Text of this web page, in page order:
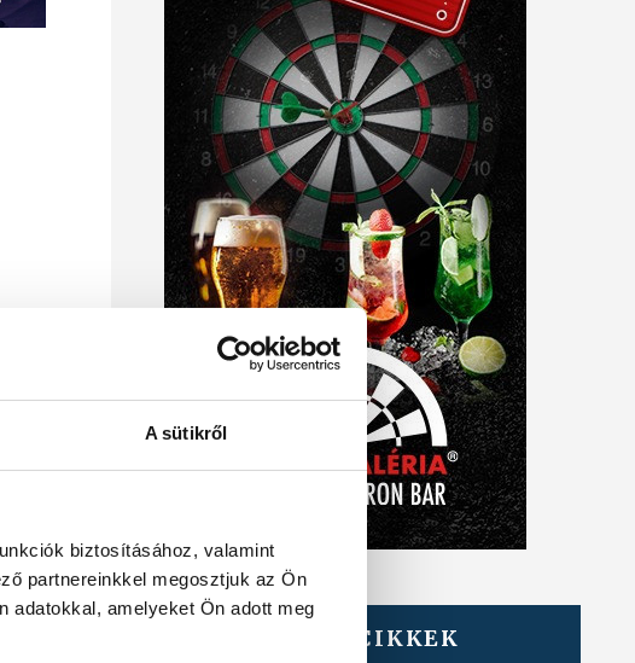
A sütikről
biztosításához, valamint
partnereinkkel megosztjuk az Ön
adatokkal, amelyeket Ön adott meg
TOVÁBBI CIKKEK